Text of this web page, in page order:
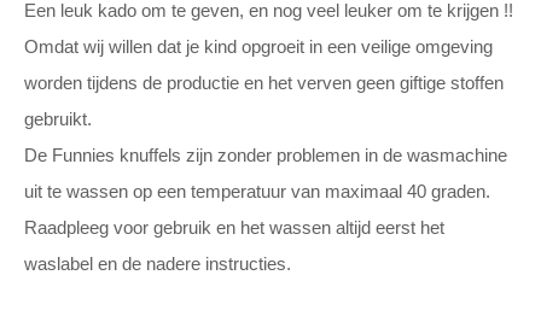
Een leuk kado om te geven, en nog veel leuker om te krijgen !!
Omdat wij willen dat je kind opgroeit in een veilige omgeving
worden tijdens de productie en het verven geen giftige stoffen
gebruikt.
De Funnies knuffels zijn zonder problemen in de wasmachine
uit te wassen op een temperatuur van maximaal 40 graden.
Raadpleeg voor gebruik en het wassen altijd eerst het
waslabel en de nadere instructies.